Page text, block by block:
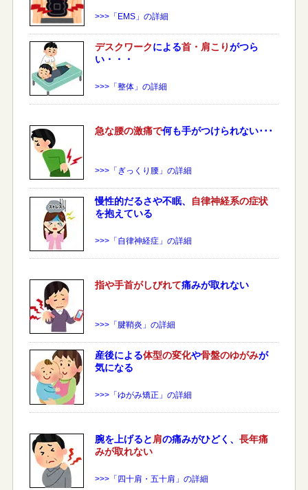
>>>「EMS」の詳細
デスクワークによる首・肩こりがつら
い・・・
>>>「整体」の詳細
急な腰の激痛で何も手がつけられない･･･
>>>「ぎっくり腰」の詳細
慢性的だるさや不眠、
自律神経系の症状
を抱えている
>>>「自律神経症」の詳細
指や手首がしびれて痛みが取れない
>>>「腱鞘炎」の詳細
産後による体型の変化や骨盤のゆがみが
気になる
>>>「ゆがみ矯正」の詳細
腕を上げると 肩の痛みがひどく、 長年痛
みが取れない
>>>「四十肩・五十肩」の詳細